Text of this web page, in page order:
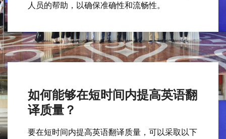
人员的帮助，以确保准确性和流畅性。
如何能够在短时间内提高英语翻
译质量？
要在短时间内提高英语翻译质量，可以采取以下